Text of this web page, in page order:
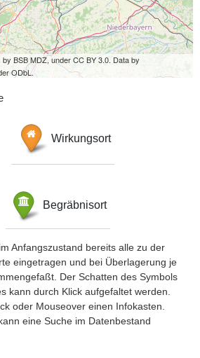
by BSB MDZ, under CC BY 3.0. Data by
ODbL.
Wirkungsort
Begräbnisort
Anfangszustand bereits alle zu der
eingetragen und bei Überlagerung je
Der Schatten des Symbols
kann durch Klick aufgefaltet werden.
oder Mouseover einen Infokasten.
eine Suche im Datenbestand